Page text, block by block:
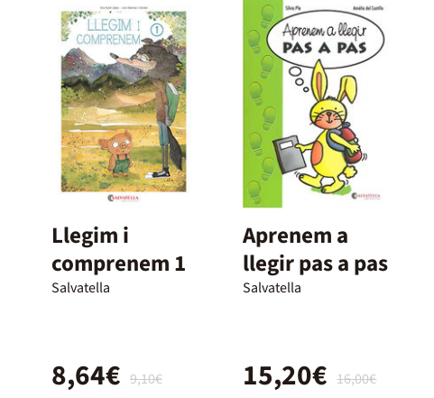
Llegim i
comprenem 1
Salvatella
9,10€
8,64€
Aprenem a
llegir pas a pas
Salvatella
16,00€
15,20€